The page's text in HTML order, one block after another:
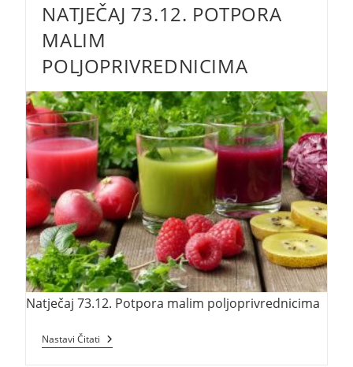
2026.
GODINI
NATJEČAJ 73.12. POTPORA
MALIM
POLJOPRIVREDNICIMA
Natječaj 73.12. Potpora malim poljoprivrednicima
Nastavi Čitati Natječaj
73.12.